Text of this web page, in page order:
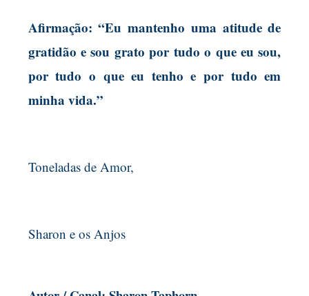
Afirmação: “Eu mantenho uma atitude de
gratidão e sou grato por tudo o que eu sou,
por tudo o que eu tenho e por tudo em
minha vida.”
Toneladas de Amor,
Sharon e os Anjos